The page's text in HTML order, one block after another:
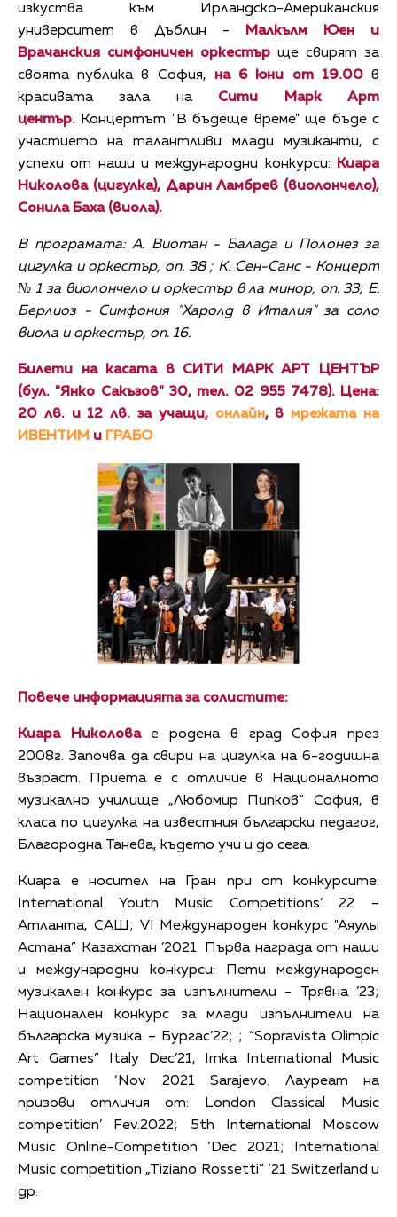
изкуства към Ирландско-Американския
университет в Дъблин -
Малкълм Юен и
Врачанския симфоничен оркестър ще свирят за
своята публика в София, на 6 юни от 19.00в
красивата зала на Сити Марк Арт
център. Концертът "В бъдеще време" ще бъде с
участието на талантливи млади музиканти, с
успехи от наши и международни конкурси:
Киара
Николова (цигулка), Дарин Ламбрев (виолончело),
Сонила Баха (виола).
В програмата: А. Виотан - Балада и Полонез за
цигулка и оркестър, оп. 38 ; К. Сен-Санс - Концерт
№ 1 за виолончело и оркестър в ла минор, оп. 33; Е.
Берлиоз - Симфония "Харолд в Италия" за соло
виола и оркестър, оп. 16.
Билети на касата в СИТИ МАРК АРТ ЦЕНТЪР
(бул. "Янко Сакъзов" 30, тел. 02 955 7478). Цена:
20 лв. и 12 лв. за учащи, онлайн, в мрежата на
ИВЕНТИМ и ГРАБО
Повече информацията за солистите:
Киара Николовае родена в град София през
2008г. Започва да свири на цигулка на 6-годишна
възраст. Приета е с отличие в Националното
музикално училище „Любомир Пипков“ София, в
класа по цигулка на известния български педагог,
Благородна Танева, където учи и до сега.
Киара е носител на Гран при от конкурсите:
International Youth Music Competitions’ 22 –
Атланта, САЩ; VI Международен конкурс "Аяулы
Астана” Казахстан ’2021. Първа награда от наши
и международни конкурси: Пети международен
музикален конкурс за изпълнители - Трявна ’23;
Национален конкурс за млади изпълнители на
българска музика – Бургас’22; ; “Sopravista Olimpic
Art Games” Italy Dec’21, Imka International Music
competition ‘Nov 2021 Sarajevo. Лауреат на
призови отличия от: London Classical Music
competition’ Fev.2022; 5th International Moscow
Music Online-Competition ‘Dec 2021; International
Music competition „Tiziano Rossetti” ‘21 Switzerland и
др.